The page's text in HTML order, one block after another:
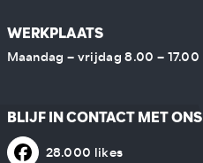
WERKPLAATS
Maandag – vrijdag 8.00 – 17.00
BLIJF IN CONTACT MET ONS
28.000 likes